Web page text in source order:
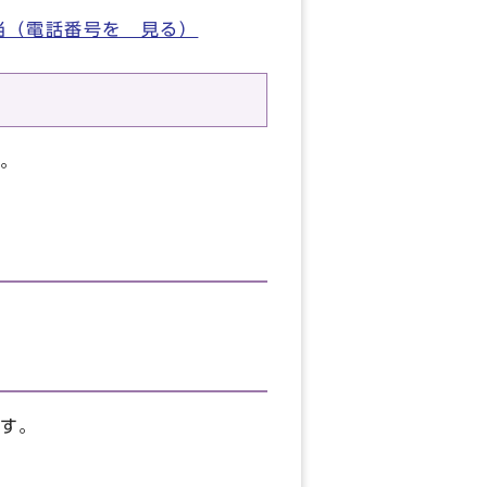
（電話番号を 見る）
。